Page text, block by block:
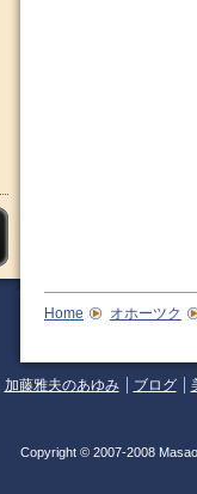
Home オホーツク
加藤雅夫のあゆみ ブログ
Copyright © 2007-2008